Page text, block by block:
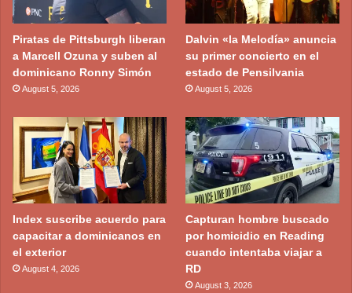
Piratas de Pittsburgh liberan
a Marcell Ozuna y suben al
dominicano Ronny Simón
August 5, 2026
Dalvin «la Melodía» anuncia
su primer concierto en el
estado de Pensilvania
August 5, 2026
Index suscribe acuerdo para
capacitar a dominicanos en
el exterior
August 4, 2026
Capturan hombre buscado
por homicidio en Reading
cuando intentaba viajar a
RD
August 3, 2026